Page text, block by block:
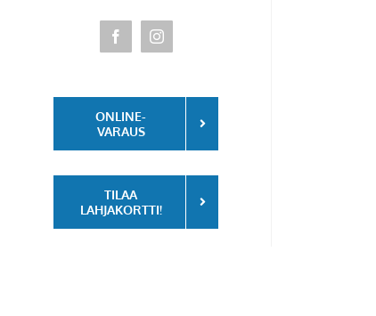
FacebookInstagram
ONLINE-
VARAUS
TILAA
LAHJAKORTTI!